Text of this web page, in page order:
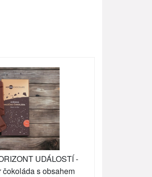
UDÁLOSTÍ -
čokoláda s obsahem